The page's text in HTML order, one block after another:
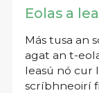
Eolas a
Más tusa an
agat an t-
leasú nó cur
scríbhneoirí